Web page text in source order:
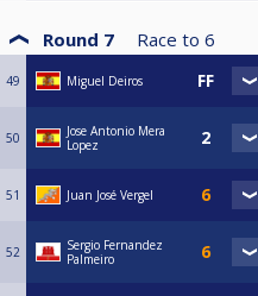
Round 7 Race to 6
49 Miguel Deiros
50
Jose Antonio Mera
Lopez
51 Juan José Vergel
52
Sergio Fernandez
Palmeiro